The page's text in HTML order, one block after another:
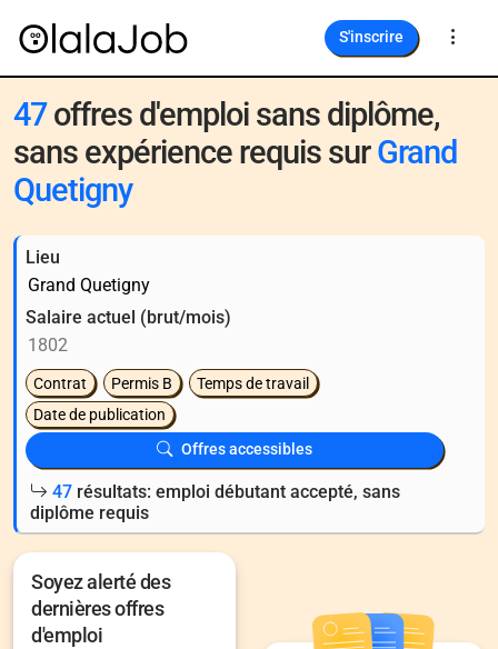
S'inscrire
47offres d'emploi sans diplôme,
sans expérience requis surGrand
Quetigny
Lieu
Salaire actuel (brut/mois)
Contrat Permis B
Temps de travail
Date de publication
Offres accessibles
47 résultats: emploi débutant accepté, sans
diplôme requis
Soyez alerté des
dernières offres
d'emploi